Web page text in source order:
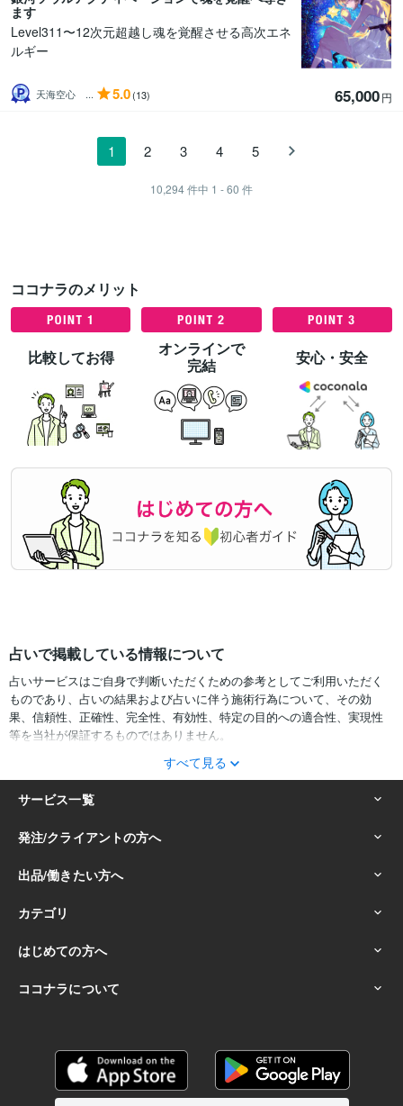
ます
Level311〜12次元超越し魂を覚醒させる高次エネ
ルギー
天海空心 ... 5.0(13) 65,000円
1 2 3 4 5
10,294件中 1 - 60 件
ココナラのメリット
比較してお得
オンラインで
完結
安心・安全
占いで掲載している情報について
占いサービスはご自身で判断いただくための参考としてご利用いただく
ものであり、占いの結果および占いに伴う施術行為について、その効
果、信頼性、正確性、完全性、有効性、特定の目的への適合性、実現性
等を当社が保証するものではありません。
サービスの結果をどのように利用するかは、お客様ご自身の自己責任に
おいて判断をお願いいたします。
占いの結果およびその内容を踏まえておこなったお客様の行動により生
ずる一切の損害について、当社および情報の提供者は一切責任を負いか
ねます。
すべて見る